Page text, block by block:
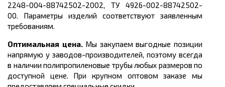
2248-004-88742502-2002, ТУ 4926-002-88742502-
00. Параметры изделий соответствуют заявленным
требованиям.
Оптимальная цена.Мы закупаем выгодные позиции
напрямую у заводов-производителей, поэтому всегда
в наличии полипропиленовые трубы любых размеров по
доступной цене. При крупном оптовом заказе мы